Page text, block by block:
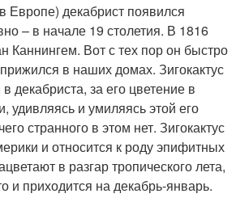
Европе) декабрист появился
– в начале 19 столетия. В 1816
Каннингем. Вот с тех пор он быстро
в наших домах. Зигокактус
декабриста, за его цветение в
удивляясь и умиляясь этой его
странного в этом нет. Зигокактус
и относится к роду эпифитных
в разгар тропического лета,
и приходится на декабрь-январь.